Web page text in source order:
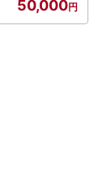
50,000